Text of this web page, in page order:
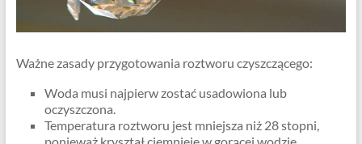
Ważne zasady przygotowania roztworu czyszczącego:
Woda musi najpierw zostać usadowiona lub
oczyszczona.
Temperatura roztworu jest mniejsza niż 28 stopni,